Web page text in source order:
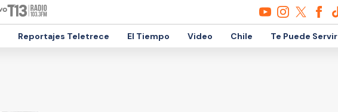
Reportajes Teletrece El Tiempo Video Chile Te Puede Servir